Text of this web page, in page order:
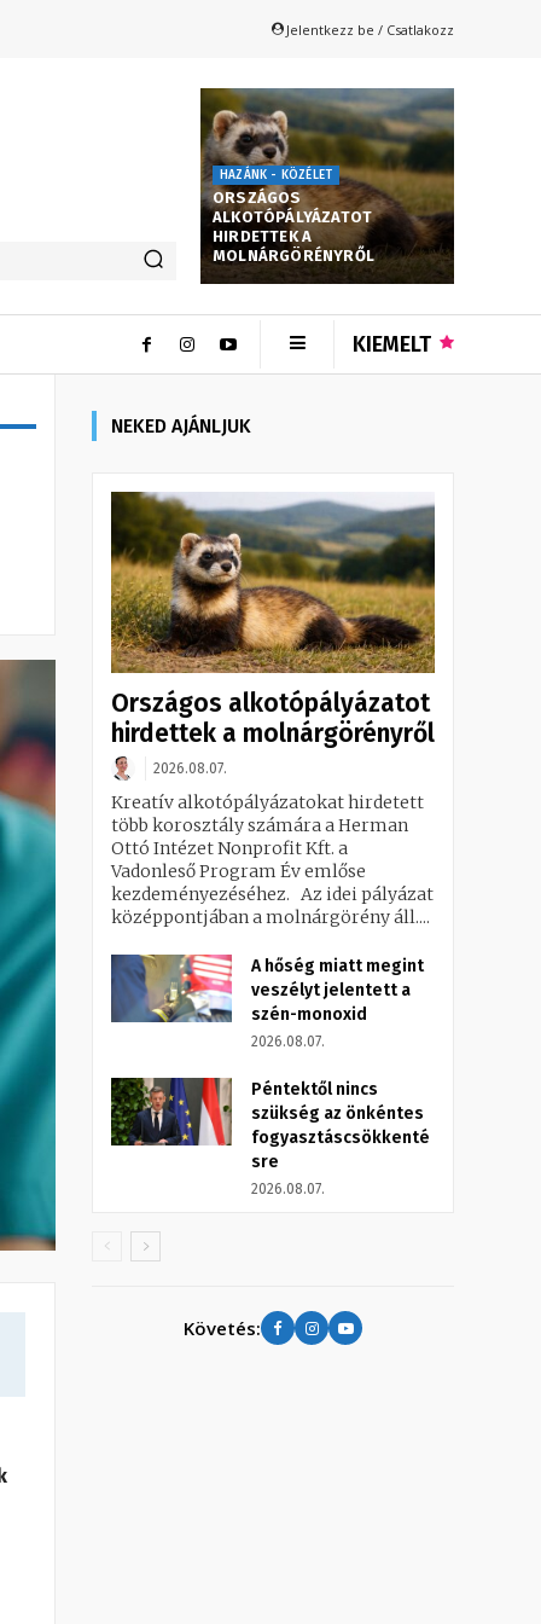
Jelentkezz be / Csatlakozz
HAZÁNK - KÖZÉLET
ORSZÁGOS
ALKOTÓPÁLYÁZATOT
HIRDETTEK A
MOLNÁRGÖRÉNYRŐL
KIEMELT
NEKED AJÁNLJUK
Országos alkotópályázatot
hirdettek a molnárgörényről
2026.08.07.
Kreatív alkotópályázatokat hirdetett
több korosztály számára a Herman
Ottó Intézet Nonprofit Kft. a
Vadonleső Program Év emlőse
kezdeményezéséhez. Az idei pályázat
középpontjában a molnárgörény áll....
A hőség miatt megint
veszélyt jelentett a
szén-monoxid
2026.08.07.
Péntektől nincs
szükség az önkéntes
fogyasztáscsökkenté
sre
2026.08.07.
Követés: